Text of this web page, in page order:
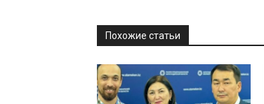
Похожие статьи